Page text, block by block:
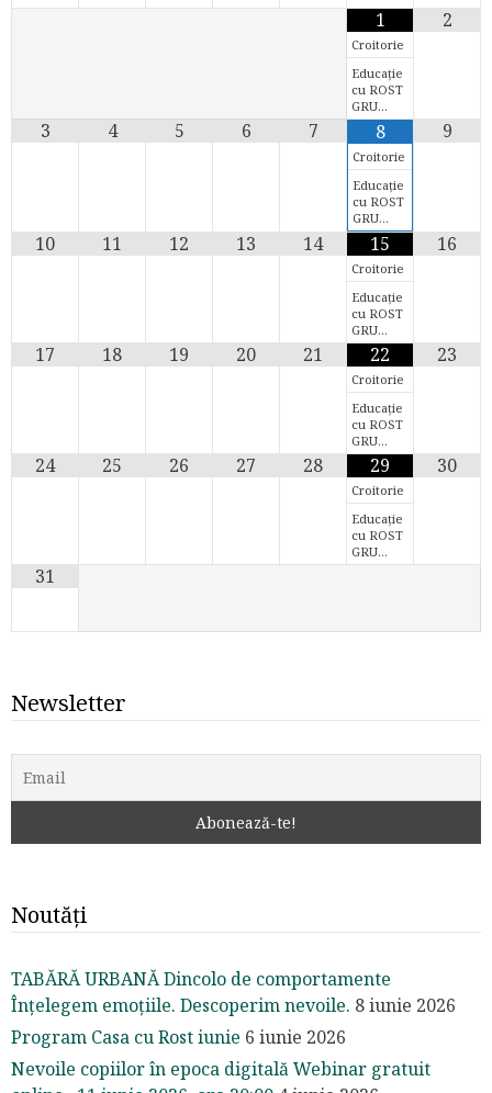
1
Croitorie
Educație
cu ROST
GRU…
2
3 4 5 6 7 8
Croitorie
Educație
cu ROST
GRU…
9
10 11 12 13 14 15
Croitorie
Educație
cu ROST
GRU…
16
17 18 19 20 21 22
Croitorie
Educație
cu ROST
GRU…
23
24 25 26 27 28 29
Croitorie
Educație
cu ROST
GRU…
30
31
Newsletter
Noutăți
TABĂRĂ URBANĂ Dincolo de comportamente
Înțelegem emoțiile. Descoperim nevoile. 8 iunie 2026
Program Casa cu Rost iunie 6 iunie 2026
Nevoile copiilor în epoca digitală Webinar gratuit